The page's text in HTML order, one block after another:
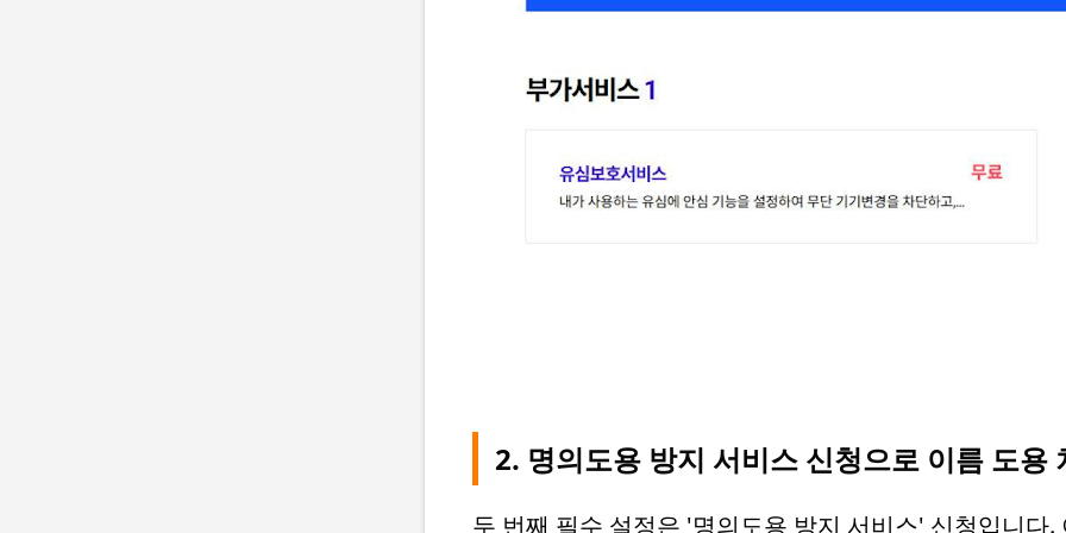
2. 명의도용 방지 서비스 신청으로 이름 도용
두 번째 필수 설정은 '명의도용 방지 서비스' 신청입니다.